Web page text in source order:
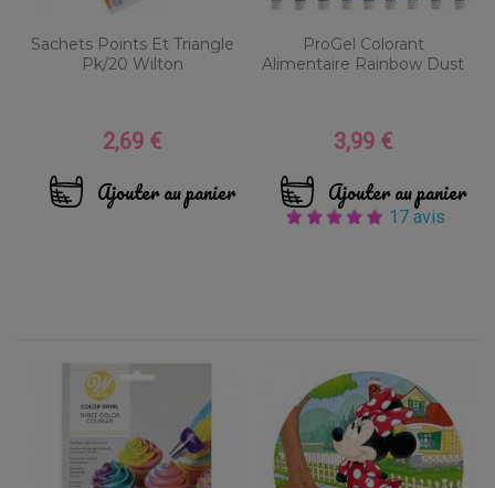
Sachets Points Et Triangle
Pk/20 Wilton
Prix
2,69 €
Ajouter au panier
ProGel Colorant
Alimentaire Rainbow Dust
Prix
3,99 €
Ajouter au panier
17 avis